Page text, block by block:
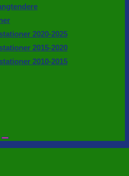
2020-2025
2015-2020
2010-2015